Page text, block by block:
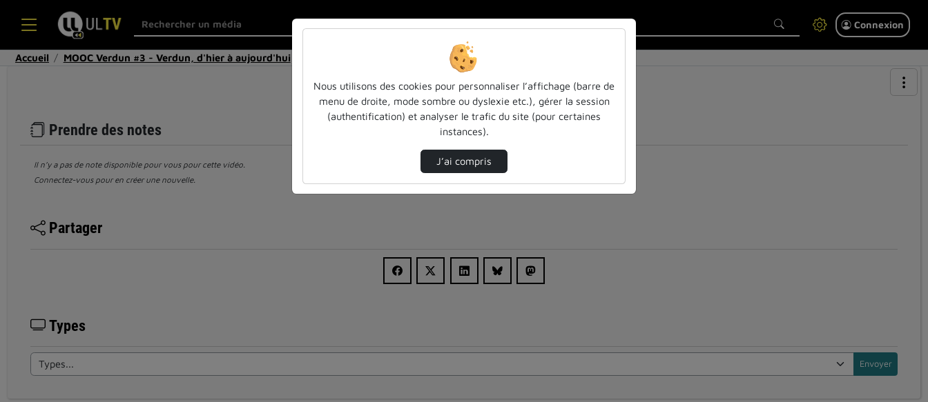
Connexion
Accueil MOOC Verdun #3 - Verdun, d'hier à aujourd'hui Tensions Diplomatiques Et Apaisement Dans L’…
Prendre des notes
Il n’y a pas de note disponible pour vous pour cette vidéo.
Connectez-vous pour en créer une nouvelle.
Partager
Types
Nous utilisons des cookies pour personnaliser l’affichage (barre de
menu de droite, mode sombre ou dyslexie etc.), gérer la session
(authentification) et analyser le trafic du site (pour certaines
instances).
J’ai compris